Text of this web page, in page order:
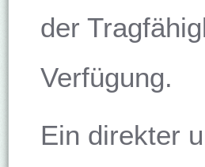
der
Verfügung.
Ein direkter